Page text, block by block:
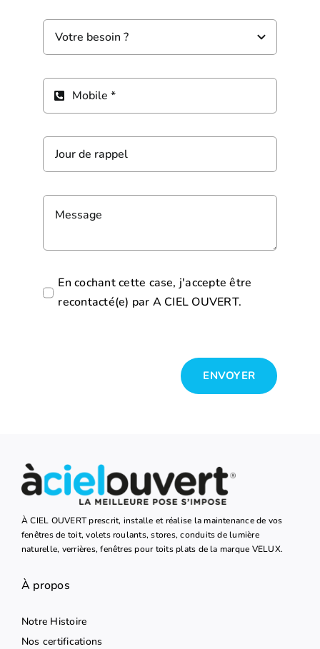
En cochant cette case, j'accepte être
recontacté(e) par A CIEL OUVERT.
ENVOYER
À CIEL OUVERT prescrit, installe et réalise la maintenance de vos
fenêtres de toit, volets roulants, stores, conduits de lumière
naturelle, verrières, fenêtres pour toits plats de la marque VELUX.
À propos
Notre Histoire
Nos certifications